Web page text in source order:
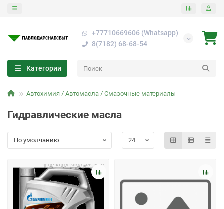
+77710669606 (Whatsapp)
8(7182) 68-68-54
Категории
Автохимия / Автомасла / Смазочные материалы
Гидравлические масла